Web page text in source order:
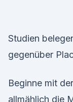
Studien
gegenüber
Beginne mit
allmählich die